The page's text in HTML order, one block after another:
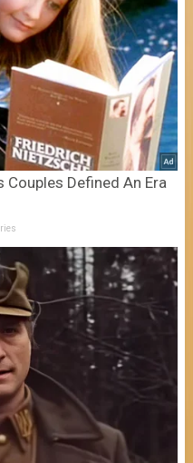
Couples Defined An Era